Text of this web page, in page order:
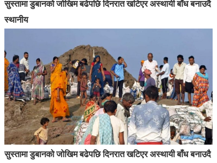
सुस्तामा डुबानको जोखिम बढेपछि दिनरात खटिएर अस्थायी बाँध बनाउदै
स्थानीय
सुस्तामा डुबानको जोखिम बढेपछि दिनरात खटिएर अस्थायी बाँध बनाउदै